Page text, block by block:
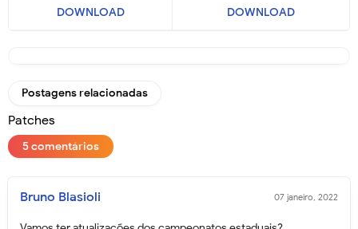
DOWNLOAD DOWNLOAD
Postagens relacionadas
Patches
5 comentários
Bruno Blasioli 07 janeiro, 2022